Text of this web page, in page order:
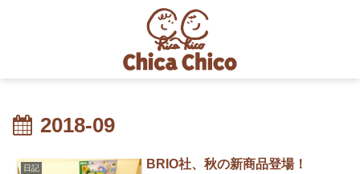
2018-09
日記 BRIO社、秋の新商品登場！